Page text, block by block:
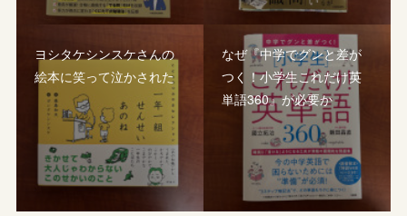
ヨシタケシンスケさんの
絵本に笑って泣かされた
なぜ『中学でグンと差が
つく！小学生これだけ英
単語360』が必要か